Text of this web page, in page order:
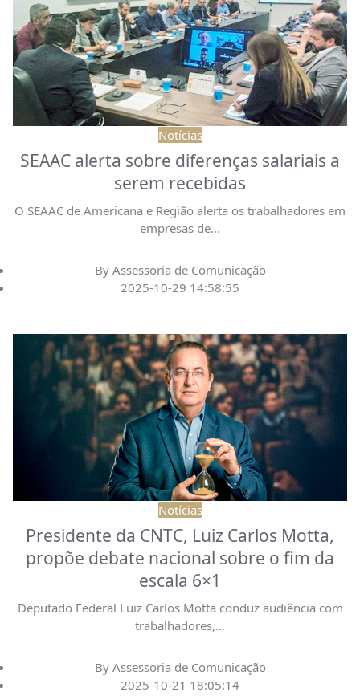
Notícias
SEAAC alerta sobre diferenças salariais a
serem recebidas
O SEAAC de Americana e Região alerta os trabalhadores em
empresas de...
By Assessoria de Comunicação
2025-10-29 14:58:55
Notícias
Presidente da CNTC, Luiz Carlos Motta,
propõe debate nacional sobre o fim da
escala 6×1
Deputado Federal Luiz Carlos Motta conduz audiência com
trabalhadores,...
By Assessoria de Comunicação
2025-10-21 18:05:14